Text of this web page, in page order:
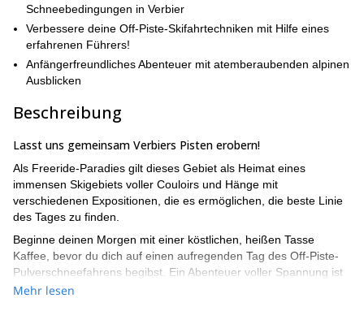
Schneebedingungen in Verbier
Verbessere deine Off-Piste-Skifahrtechniken mit Hilfe eines
erfahrenen Führers!
Anfängerfreundliches Abenteuer mit atemberaubenden alpinen
Ausblicken
Beschreibung
Lasst uns gemeinsam Verbiers Pisten erobern!
Als Freeride-Paradies gilt dieses Gebiet als Heimat eines
immensen Skigebiets voller Couloirs und Hänge mit
verschiedenen Expositionen, die es ermöglichen, die beste Linie
des Tages zu finden.
Beginne deinen Morgen mit einer köstlichen, heißen Tasse
Kaffee, bevor du dich auf einen aufregenden Tag des Off-Piste-
Pulverschneefahrens begibst. Ein Abenteuer voller Spannung ist
garantiert!
Mehr lesen